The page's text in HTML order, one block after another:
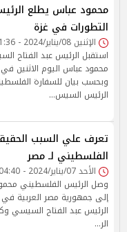
محمود عباس يطلع
التطورات في غزة
الإثنين 08/يناير/2024 - 01:36 م
استقبل الرئيس عبد الفتاح
محمود عباس اليوم الاثنين في
وبحسب بيان للسفارة
الرئيس السيس…
تعرف علي السبب
الفلسطيني لـ مصر
الأحد 07/يناير/2024 - 04:40 م
إلى جمهورية مصر العربية في
الرئيس عبد الفتاح السيسي
الر…